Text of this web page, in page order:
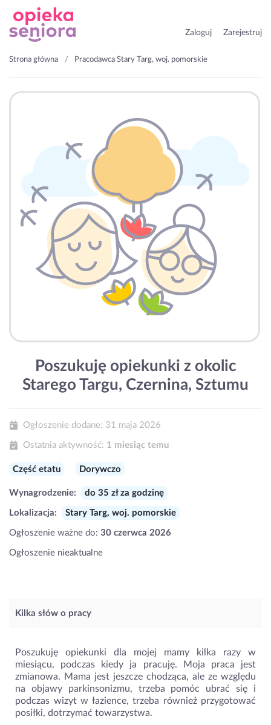
Zaloguj Zarejestruj
Strona główna Pracodawca Stary Targ, woj. pomorskie
Poszukuję opiekunki z okolic
Starego Targu, Czernina, Sztumu
Ogłoszenie dodane: 31 maja 2026
Ostatnia aktywność: 1 miesiąc temu
Część etatu Dorywczo
Wynagrodzenie: do 35 zł za godzinę
Lokalizacja: Stary Targ, woj. pomorskie
Ogłoszenie ważne do: 30 czerwca 2026
Ogłoszenie nieaktualne
Kilka słów o pracy
Poszukuję opiekunki dla mojej mamy kilka razy w
miesiącu, podczas kiedy ja pracuję. Moja praca jest
zmianowa. Mama jest jeszcze chodząca, ale ze względu
na objawy parkinsonizmu, trzeba pomóc ubrać się i
podczas wizyt w łazience, trzeba również przygotować
posiłki, dotrzymać towarzystwa.